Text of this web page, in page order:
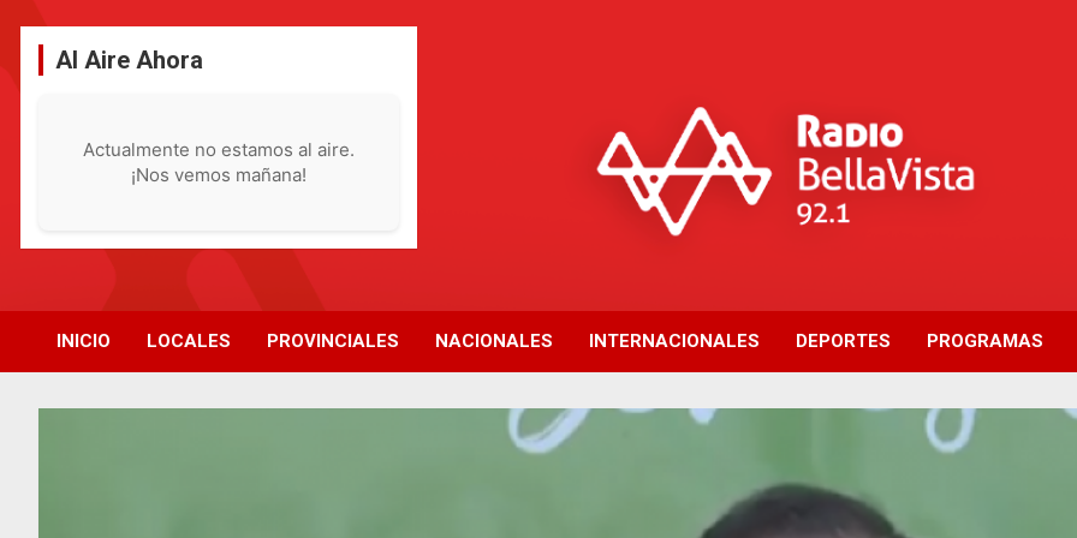
contenidoAl Aire Ahora
Actualmente no estamos al aire.
¡Nos vemos mañana!
INICIO LOCALES PROVINCIALES NACIONALES INTERNACIONALES DEPORTES PROGRAMAS